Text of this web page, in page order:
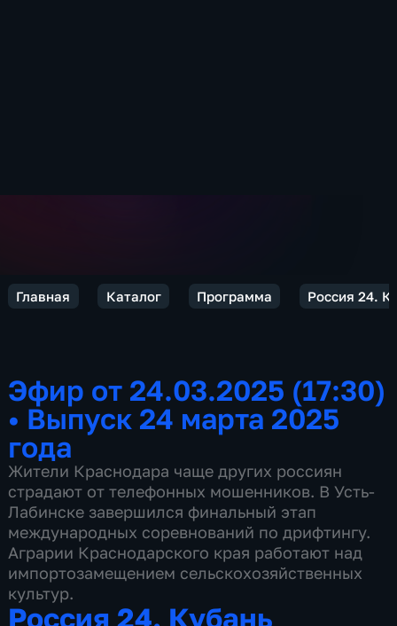
Главная Каталог Программа Россия 24.
Эфир от 24.03.2025 (17:30)
• Выпуск 24 марта 2025
года
Жители Краснодара чаще других россиян
страдают от телефонных мошенников. В Усть-
Лабинске завершился финальный этап
международных соревнований по дрифтингу.
Аграрии Краснодарского края работают над
импортозамещением сельскохозяйственных
культур.
Россия 24. Кубань